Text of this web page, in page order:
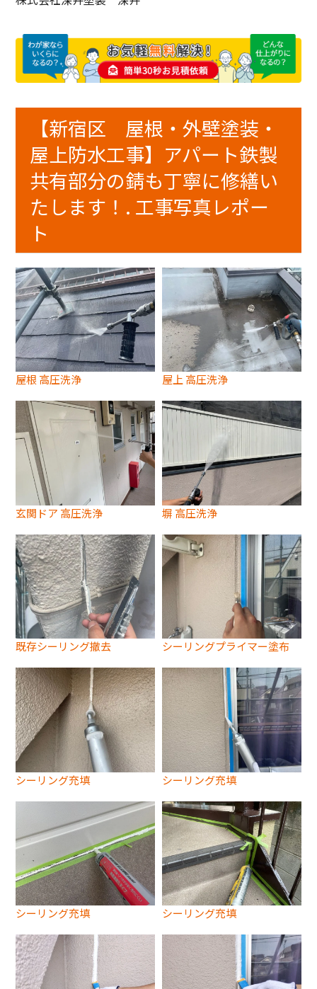
【新宿区 屋根・外壁塗装・
屋上防水工事】アパート鉄製
共有部分の錆も丁寧に修繕い
たします！. 工事写真レポー
ト
屋根 高圧洗浄 屋上 高圧洗浄
玄関ドア 高圧洗浄 塀 高圧洗浄
既存シーリング撤去 シーリングプライマー塗布
シーリング充填 シーリング充填
シーリング充填 シーリング充填